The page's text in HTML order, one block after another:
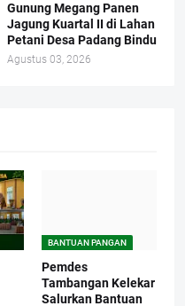
Gunung Megang Panen
Jagung Kuartal II di Lahan
Petani Desa Padang Bindu
Agustus 03, 2026
BANTUAN PANGAN
Pemdes
Tambangan Kelekar
Salurkan Bantuan